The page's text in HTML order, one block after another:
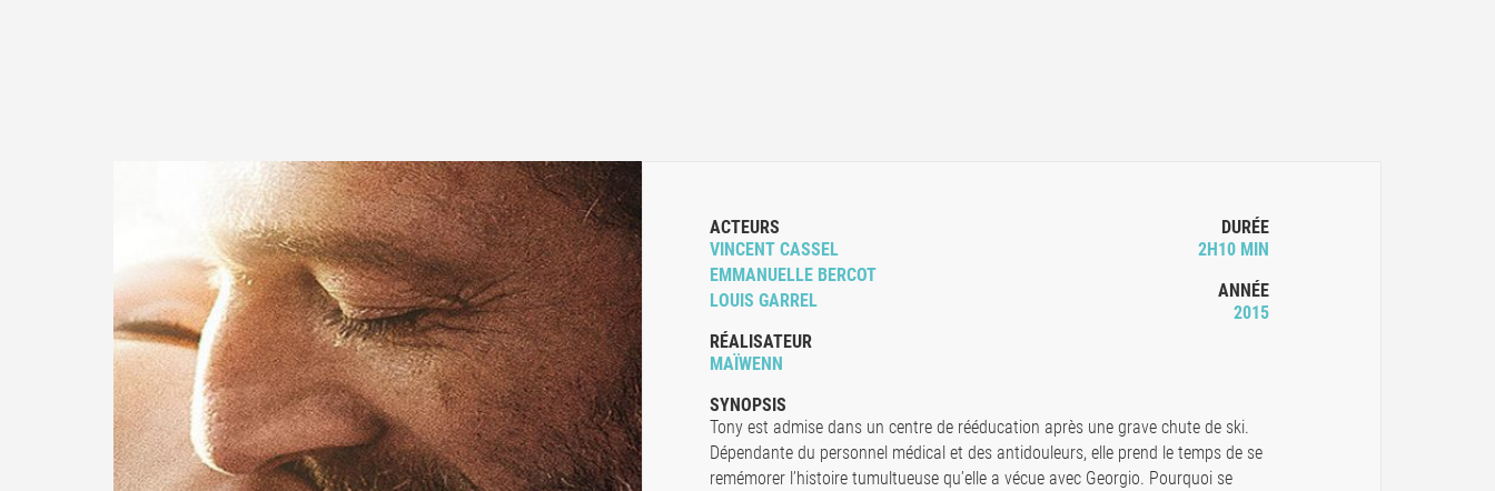
ACTEURS
VINCENT CASSEL
EMMANUELLE BERCOT
LOUIS GARREL
RÉALISATEUR
MAÏWENN
DURÉE
2H10 MIN
ANNÉE
2015
SYNOPSIS
Tony est admise dans un centre de rééducation après une grave chute de ski.
Dépendante du personnel médical et des antidouleurs, elle prend le temps de se
remémorer l’histoire tumultueuse qu’elle a vécue avec Georgio. Pourquoi se